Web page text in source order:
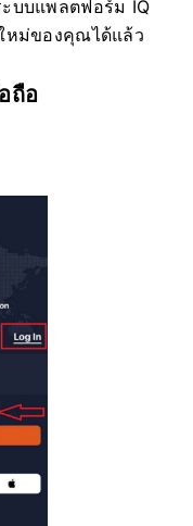
บบแพลตฟอร์ม IQ
หม่ของคุณได้แล้ว
ถือ